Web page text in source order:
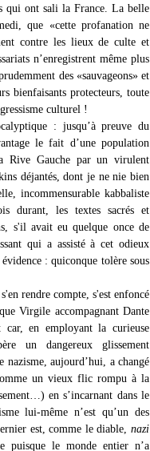
qui ont sali la France. La belle
que «cette profanation ne
contre les lieux de culte et
n’enregistrent même plus
des «sauvageons» et
bienfaisants protecteurs, toute
culturel !
: jusqu’à preuve du
le fait d’une population
Rive Gauche par un virulent
déjantés, dont je ne nie bien
incommensurable kabbaliste
durant, les textes sacrés et
s'il avait eu quelque once de
qui a assisté à cet odieux
: quiconque tolère sous
rendre compte, s'est enfoncé
Virgile accompagnant Dante
en employant la curieuse
un dangereux glissement
aujourd’hui, a changé
un vieux flic rompu à la
en s’incarnant dans le
lui-même n’est qu’un des
est, comme le diable, nazi
puisque le monde entier n’a